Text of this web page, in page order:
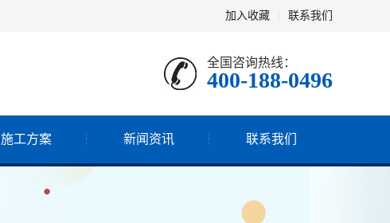
加入收藏 联系我们
全国咨询热线：
400-188-0496
施工方案 新闻资讯 联系我们